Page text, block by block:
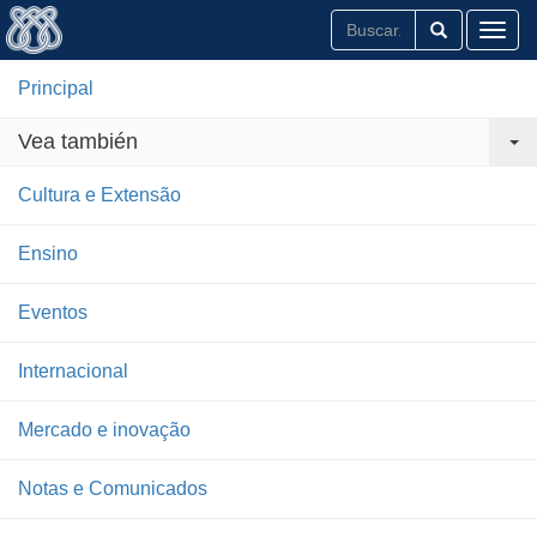
Principal
Vea también
Cultura e Extensão
Ensino
Eventos
Internacional
Mercado e inovação
Notas e Comunicados